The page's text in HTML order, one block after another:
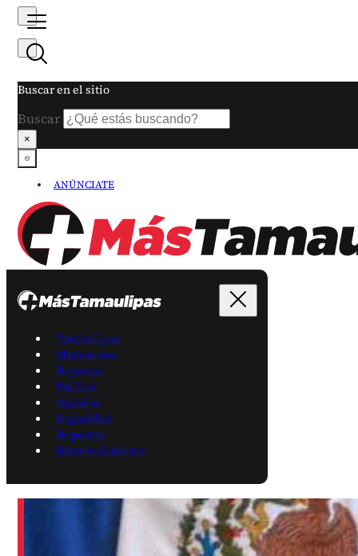
Buscar en el sitio
Buscar
×
ANÚNCIATE
Tamaulipas
Matamoros
Reynosa
Política
Opinión
Seguridad
Deportes
Entretenimiento